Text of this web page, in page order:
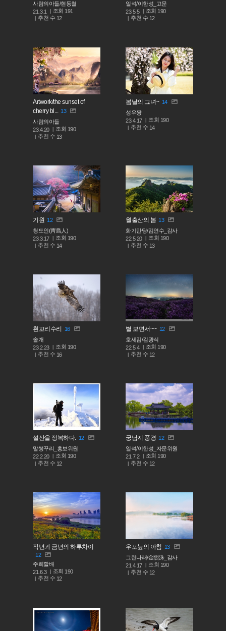
사람의아들/현동철
21.3.1
조회 191
추천 수 12
일석/이한성_고문
23.5.5
조회 190
추천 수 12
Artwork/the sunset of
cherry bl... 13
사람의아들
23.4.20
조회 190
추천 수 13
봄날의 그녀~ 14
성우짱
23.4.17
조회 190
추천 수 14
기원 12
청도인(靑島人)
23.3.17
조회 190
추천 수 14
월출산의 봄 13
화기만당/김연수_감사
22.5.20
조회 190
추천 수 13
흰꼬리수리
16
솔개
23.2.23
조회 190
추천 수 16
별 보면서~~ 12
호세김/김광식
22.5.4
조회 190
추천 수 12
설산을 정복하다. 12
말썽꾸리_홍보위원
22.2.20
조회 190
추천 수 12
궁남지 풍경 12
일석/이한성_자문위원
21.7.2
조회 190
추천 수 12
작년과 금년의 하루차이
12
주희할배
21.6.3
조회 190
추천 수 12
우포늪의 아침
13
그린나래/金熙洙_감사
21.4.17
조회 190
추천 수 12